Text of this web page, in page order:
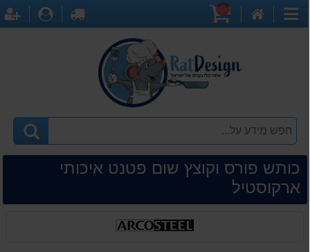
קטגוריות
0
לקופה
כותש פורס וקוצץ שום פטנט איכותי
ארקוסטיל